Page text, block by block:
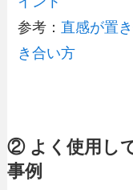
参考： 直感が置
き合い方
② よく使用し
事例